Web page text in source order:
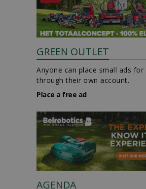
GREEN OUTLET
Anyone can place small ads for
through their own account.
Place a free ad
AGENDA